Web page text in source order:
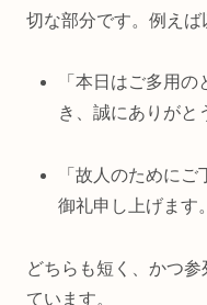
切な部分です。例えば
「本日はご多用
き、誠にありがと
「故人のために
御礼申し上げます
どちらも短く、かつ
ています。